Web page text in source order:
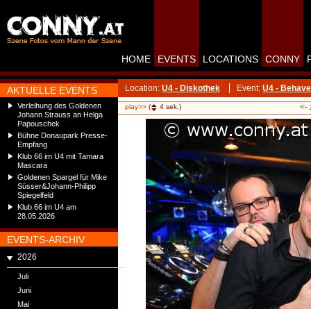
AKTUELLE EVENTS
Verleihung des Goldenen
Johann Strauss an Helga
Papouschek
Bühne Donaupark Presse-
Empfang
Klub 66 im U4 mit Tamara
Mascara
Goldenen Spargel für Mike
Süsser&Johann-Philipp
Spiegelfeld
Klub 66 im U4 am
28.05.2026
EVENTS-ARCHIV
2026
Juli
Juni
Mai
HOME EVENTS LOCATIONS CONNY
Location: U4 - Diskothek Event: U4 -
play>> ( 4 sek.) <-